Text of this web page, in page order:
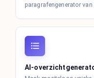
paragrafengenerator van
AI-